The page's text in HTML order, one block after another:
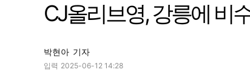
이 대통령, G7 정상회의서 "AI
CJ올리브영, 강릉에 비
박현아 기자
입력 2025-06-12 14:28